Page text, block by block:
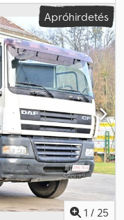
, fékek:retarder, szín:
Euro 6, Gyártási
navigációs
retarder,
2020/10, első
Apróhirdetés
1 / 25